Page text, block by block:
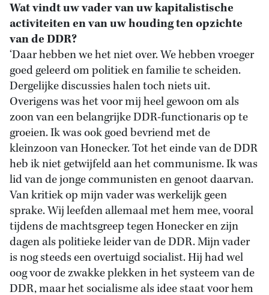
Wat vindt uw vader van uw kapitalistische
activiteiten en van uw houding ten opzichte
van de DDR?
‘Daar hebben we het niet over. We hebben vroeger
goed geleerd om politiek en familie te scheiden.
Dergelijke discussies halen toch niets uit.
Overigens was het voor mij heel gewoon om als
zoon van een belangrijke DDR-functionaris op te
groeien. Ik was ook goed bevriend met de
kleinzoon van Honecker. Tot het einde van de DDR
heb ik niet getwijfeld aan het communisme. Ik was
lid van de jonge communisten en genoot daarvan.
Van kritiek op mijn vader was werkelijk geen
sprake. Wij leefden allemaal met hem mee, vooral
tijdens de machtsgreep tegen Honecker en zijn
dagen als politieke leider van de DDR. Mijn vader
is nog steeds een overtuigd socialist. Hij had wel
oog voor de zwakke plekken in het systeem van de
DDR, maar het socialisme als idee staat voor hem